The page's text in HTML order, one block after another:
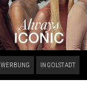
WERBUNG INGOLSTADT